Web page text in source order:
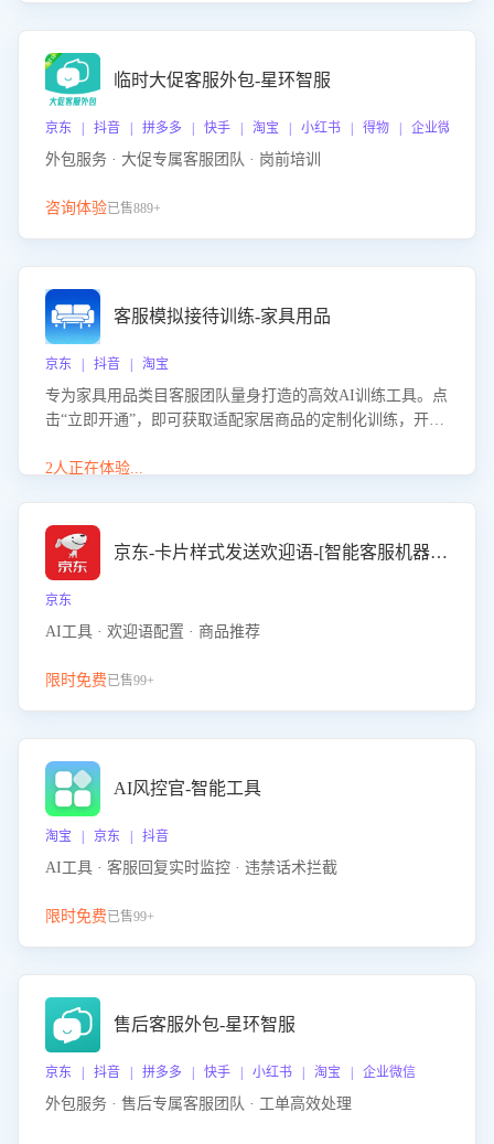
临时大促客服外包-星环智服
京东 | 抖音 | 拼多多 | 快手 | 淘宝 | 小红书 | 得物 | 企业微信
外包服务 · 大促专属客服团队 · 岗前培训
咨询体验已售889+
客服模拟接待训练-家具用品
京东 | 抖音 | 淘宝
专为家具用品类目客服团队量身打造的高效AI训练工具。点
击“立即开通”，即可获取适配家居商品的定制化训练，开启
能、尺寸参数咨询等高频场景下的专业应对能力。
2人正在体验...
京东-卡片样式发送欢迎语-[智能客服机器人]
京东
AI工具 · 欢迎语配置 · 商品推荐
限时免费已售99+
AI风控官-智能工具
淘宝 | 京东 | 抖音
AI工具 · 客服回复实时监控 · 违禁话术拦截
限时免费已售99+
售后客服外包-星环智服
京东 | 抖音 | 拼多多 | 快手 | 小红书 | 淘宝 | 企业微信
外包服务 · 售后专属客服团队 · 工单高效处理